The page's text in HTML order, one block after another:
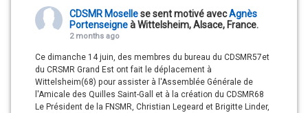
CDSMR Mosellese sent motivé avecAgnès
Portenseigneà Wittelsheim, Alsace, France.
2 months ago
Ce dimanche 14 juin, des membres du bureau du CDSMR57et
du CRSMR Grand Est ont fait le déplacement à
Wittelsheim(68) pour assister à l'Assemblée Générale de
l'Amicale des Quilles Saint-Gall et à la création du CDSMR68
Le Président de la FNSMR, Christian Legeard et Brigitte Linder,